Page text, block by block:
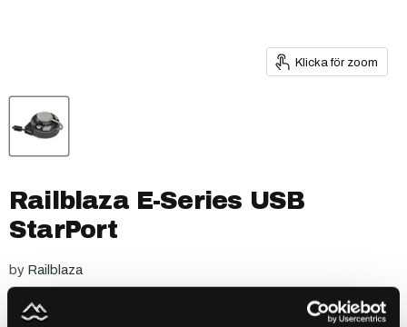
Klicka för zoom
Railblaza E-Series USB
StarPort
by Railblaza